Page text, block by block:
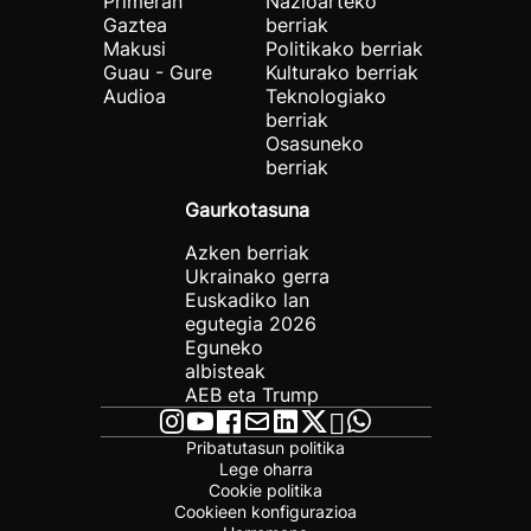
Gaztea
Makusi
Guau - Gure
Audioa
berriak
Politikako berriak
Kulturako berriak
Teknologiako
berriak
Osasuneko
berriak
Gaurkotasuna
Azken berriak
Ukrainako gerra
Euskadiko lan
egutegia 2026
Eguneko
albisteak
AEB eta Trump
Pribatutasun politika
Lege oharra
Cookie politika
Cookieen konfigurazioa